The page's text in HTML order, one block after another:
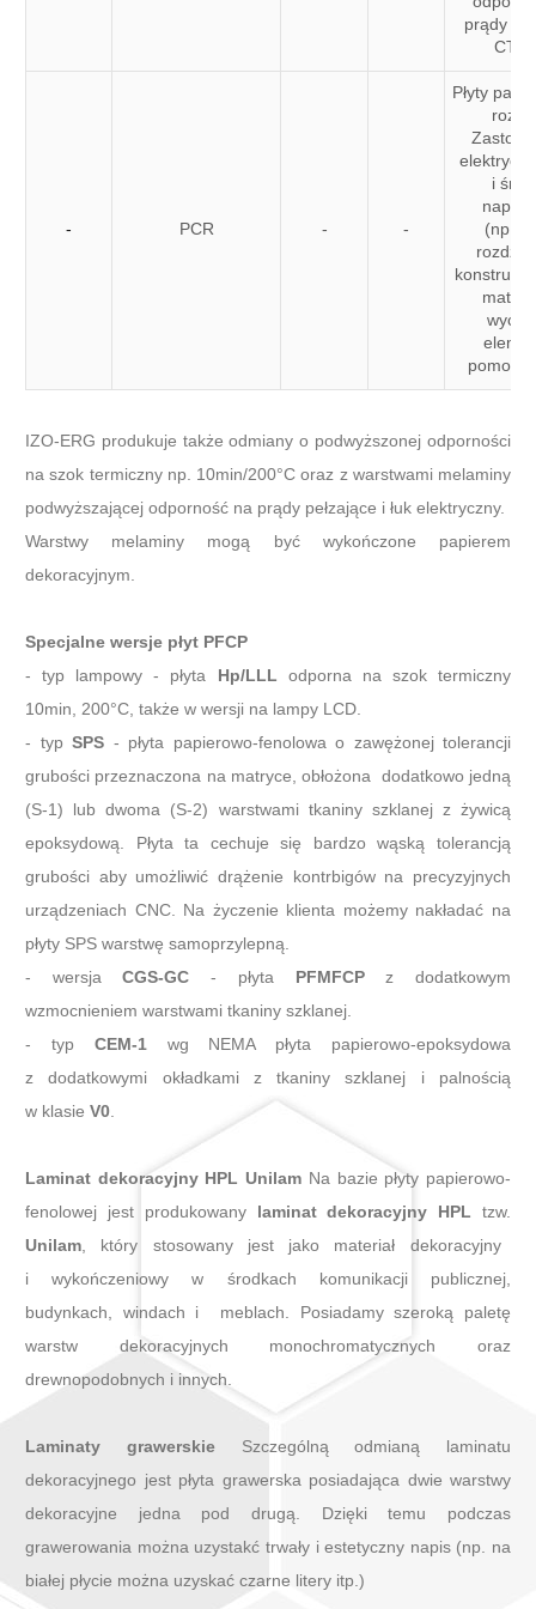
prądy
- PCR - -
Płyty
i
(np.:
IZO-ERG produkuje także odmiany o podwyższonej odporności
na szok termiczny np. 10min/200°C oraz z warstwami melaminy
podwyższającej odporność na prądy pełzające i łuk elektryczny.
Warstwy melaminy mogą być wykończone papierem
dekoracyjnym.
Specjalne wersje płyt PFCP
- typ lampowy - płyta Hp/LLL odporna na szok termiczny
10min, 200°C, także w wersji na lampy LCD.
- typ SPS - płyta papierowo-fenolowa o zawężonej tolerancji
grubości przeznaczona na matryce, obłożona dodatkowo jedną
(S-1) lub dwoma (S-2) warstwami tkaniny szklanej z żywicą
epoksydową. Płyta ta cechuje się bardzo wąską tolerancją
grubości aby umożliwić drążenie kontrbigów na precyzyjnych
urządzeniach CNC. Na życzenie klienta możemy nakładać na
płyty SPS warstwę samoprzylepną.
- wersjaCGS-GC - płyta PFMFCPz dodatkowym
wzmocnieniem warstwami tkaniny szklanej.
- typ CEM-1 wg NEMA płyta papierowo-epoksydowa
z dodatkowymi okładkami z tkaniny szklanej i palnością
w klasie V0
Laminat dekoracyjny HPL Unilam Na bazie płyty papierowo-
fenolowej jest produkowany laminat dekoracyjny HPL tzw.
Unilam , który stosowany jest jako materiał dekoracyjny
i wykończeniowy w środkach komunikacji publicznej,
budynkach, windach i meblach. Posiadamy szeroką paletę
warstw dekoracyjnych monochromatycznych oraz
drewnopodobnych i innych.
Laminaty grawerskieSzczególną odmianą laminatu
dekoracyjnego jest płyta grawerska posiadająca dwie warstwy
dekoracyjne jedna pod drugą. Dzięki temu podczas
grawerowania można uzystakć trwały i estetyczny napis (np. na
białej płycie można uzyskać czarne litery itp.)